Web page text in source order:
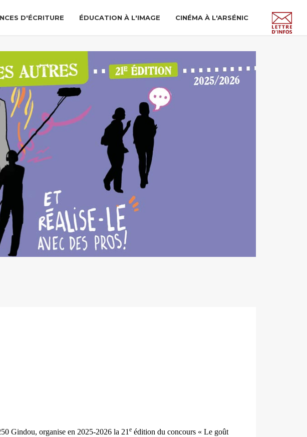
D'ÉCRITURE ÉDUCATION À L'IMAGE CINÉMA À L'ARSÉNIC
Gindou, organise en 2025-2026 la 21 e édition du concours « Le goût